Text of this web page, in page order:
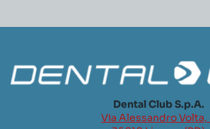
Dental Club S.p.A.
Via Alessandro Volta,